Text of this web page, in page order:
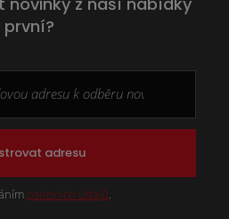
první?
adresu
osobních údajů